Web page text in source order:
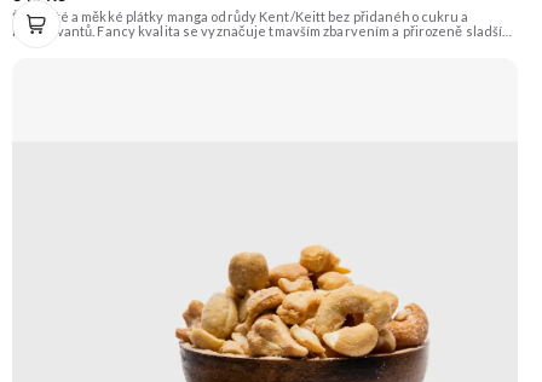
Šťavnaté a měkké plátky manga odrůdy Kent/Keitt bez přidaného cukru a
konzervantů. Fancy kvalita se vyznačuje tmavším zbarvením a přirozeně sladší